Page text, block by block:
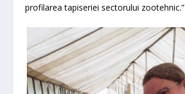
profilarea tapiseriei sectorului zootehnic.”